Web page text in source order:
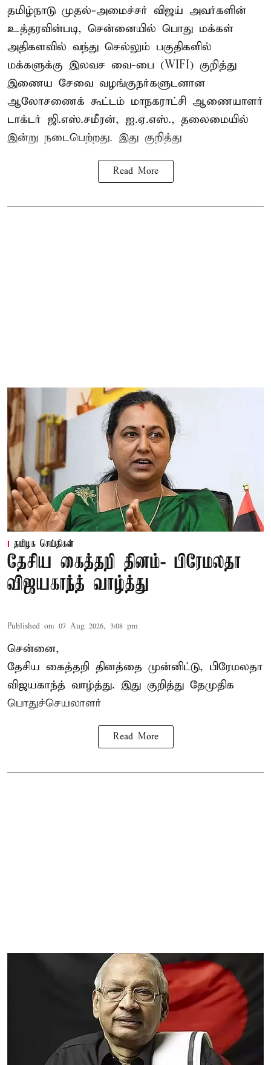
தமிழ்நாடு முதல்-அமைச்சர் விஜய் அவர்களின்
உத்தரவின்படி, சென்னையில் பொது மக்கள்
அதிகளவில் வந்து செல்லும் பகுதிகளில்
மக்களுக்கு இலவச வை-பை (WIFI) குறித்து
இணைய சேவை வழங்குநர்களுடனான
ஆலோசணைக் கூட்டம் மாநகராட்சி ஆணையாளர்
டாக்டர் ஜி.எஸ்.சமீரன், ஐ.ஏ.எஸ்., தலைமையில்
இன்று நடைபெற்றது. இது குறித்து
Read More
தமிழக செய்திகள்
தேசிய கைத்தறி தினம்- பிரேமலதா
விஜயகாந்த் வாழ்த்து
Published on: 07 Aug 2026, 3:08 pm
சென்னை,
தேசிய கைத்தறி தினத்தை முன்னிட்டு, பிரேமலதா
விஜயகாந்த் வாழ்த்து. இது குறித்து தேமுதிக
பொதுச்செயலாளர்
Read More